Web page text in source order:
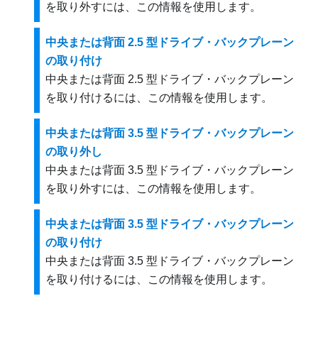
を取り外すには、この情報を使用します。
中央または背面 2.5 型ドライブ・バックプレーン
の取り付け
中央または背面 2.5 型ドライブ・バックプレーン
を取り付けるには、この情報を使用します。
中央または背面 3.5 型ドライブ・バックプレーン
の取り外し
中央または背面 3.5 型ドライブ・バックプレーン
を取り外すには、この情報を使用します。
中央または背面 3.5 型ドライブ・バックプレーン
の取り付け
中央または背面 3.5 型ドライブ・バックプレーン
を取り付けるには、この情報を使用します。